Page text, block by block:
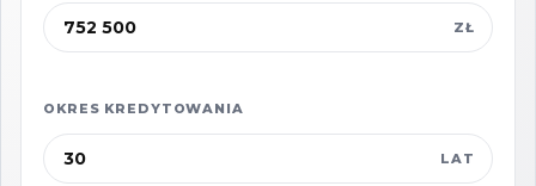
oraz unikalny, wydzielony ogródek.
najwyższym poziomie. Na szczególną uwagę
zasługuje łazienka - wyjątkowa i niezwykle
ciekawie zaprojektowana, stanowiąca
ZŁ
OKRES KREDYTOWANIA
LAT